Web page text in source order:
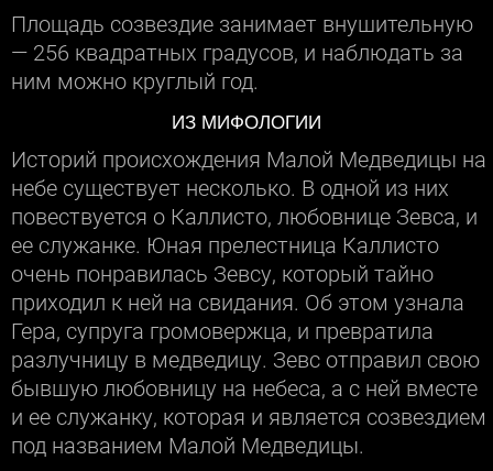
Площадь созвездие занимает внушительную
— 256 квадратных градусов, и наблюдать за
ним можно круглый год.
ИЗ МИФОЛОГИИ
Историй происхождения Малой Медведицы на
небе существует несколько. В одной из них
повествуется о Каллисто, любовнице Зевса, и
ее служанке. Юная прелестница Каллисто
очень понравилась Зевсу, который тайно
приходил к ней на свидания. Об этом узнала
Гера, супруга громовержца, и превратила
разлучницу в медведицу. Зевс отправил свою
бывшую любовницу на небеса, а с ней вместе
и ее служанку, которая и является созвездием
под названием Малой Медведицы.